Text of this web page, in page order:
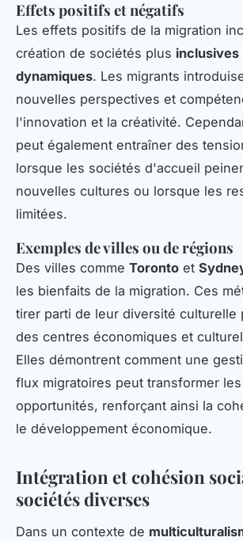
Effets positifs et négatifs
Les effets positifs de la migration
création de sociétés plus inclusives
dynamiques. Les migrants
nouvelles perspectives et
l'innovation et la créativité.
peut également entraîner des
lorsque les sociétés d'accueil
nouvelles cultures ou lorsque les
limitées.
Exemples de villes ou de régions
Des villes comme Toronto et
les bienfaits de la migration. Ces
tirer parti de leur diversité culturelle
des centres économiques et
Elles démontrent comment une
flux migratoires peut transformer
opportunités, renforçant ainsi la
le développement économique.
Intégration et cohésion
sociétés diverses
Dans un contexte de